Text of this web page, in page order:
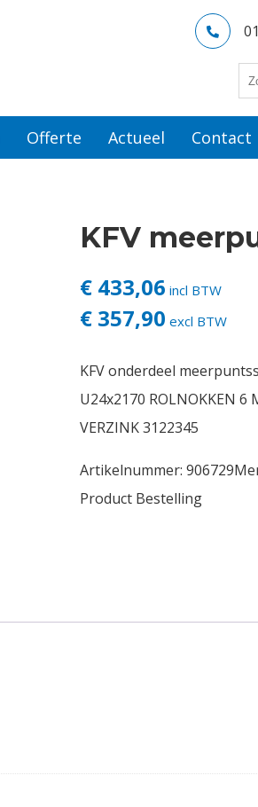
Offerte Actueel Contact
KFV
€ 433,06 incl BTW
€ 357,90 excl BTW
KFV onderdeel
U24x2170 ROLNOKKEN 6
VERZINK 3122345
Artikelnummer: 906729
Product Bestelling